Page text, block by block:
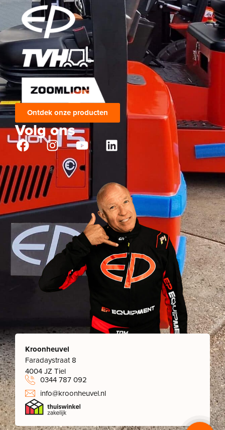
Ontdek onze producten
Volg ons
Kroonheuvel
Faradaystraat 8
4004 JZ Tiel
0344 787 092
info@kroonheuvel.nl